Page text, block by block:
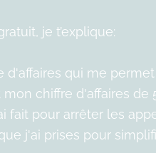
je t’explique:
d'affaires qui me
chiffre d'affaires de
fait pour arrêter les
j'ai prises pour